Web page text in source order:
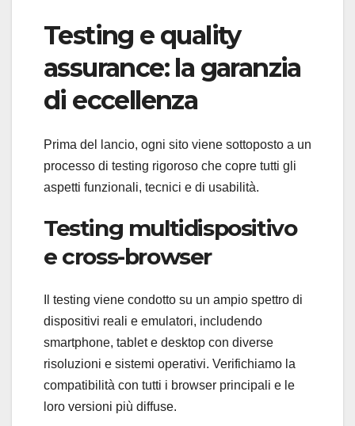
Testing e quality
assurance: la garanzia
di eccellenza
Prima del lancio, ogni sito viene sottoposto a un
processo di testing rigoroso che copre tutti gli
aspetti funzionali, tecnici e di usabilità.
Testing multidispositivo
e cross-browser
Il testing viene condotto su un ampio spettro di
dispositivi reali e emulatori, includendo
smartphone, tablet e desktop con diverse
risoluzioni e sistemi operativi. Verifichiamo la
compatibilità con tutti i browser principali e le
loro versioni più diffuse.